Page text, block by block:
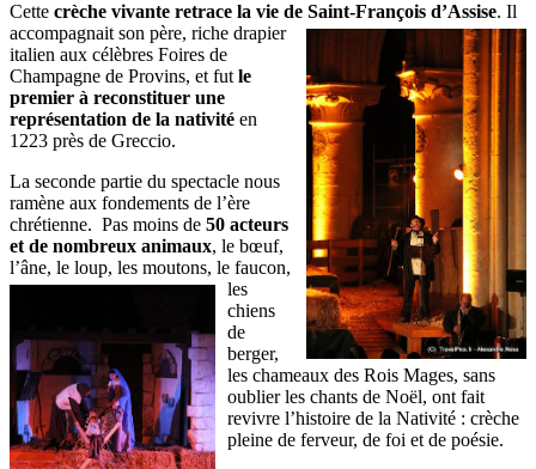
Cette crèche vivante retrace la vie de Saint-François d’Assise. Il
accompagnait son père, riche drapier
italien aux célèbres Foires de
Champagne de Provins, et fut le
premier à reconstituer une
représentation de la nativité en
1223 près de Greccio.
La seconde partie du spectacle nous
ramène aux fondements de l’ère
chrétienne. Pas moins de 50 acteurs
et de nombreux animaux, le bœuf,
l’âne, le loup, les moutons, le faucon,
les
chiens
de
berger,
les chameaux des Rois Mages, sans
oublier les chants de Noël, ont fait
revivre l’histoire de la Nativité : crèche
pleine de ferveur, de foi et de poésie.